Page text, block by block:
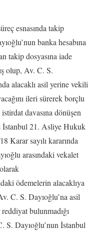
esnasında takip
banka hesabına
takip dosyasına iade
olup, Av. C. S.
alacaklı asil yerine vekili
ileri sürerek borçlu
istirdat davasına dönüşen
İstanbul 21. Asliye Hukuk
Karar sayılı kararında
arasındaki vekalet
ödemelerin alacaklıya
C. S. Dayıoğlu’na asil
bulunmadığı
S. Dayıoğlu’nun İstanbul